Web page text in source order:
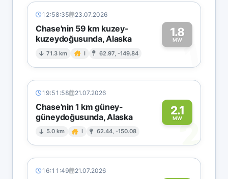
12:58:35 23.07.2026
Chase'nin 59 km kuzey-
kuzeydoğusunda, Alaska
71.3 km I 62.97, -149.84
1.8
MW1
19:51:58 21.07.2026
Chase'nin 1 km güney-
güneydoğusunda, Alaska
5.0 km I 62.44, -150.08
2.1
MW2
16:11:49 21.07.2026